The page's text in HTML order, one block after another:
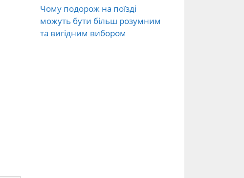
Чому подорож на поїзді
можуть бути більш розумним
та вигідним вибором